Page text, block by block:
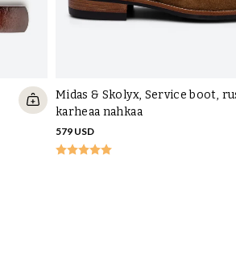
Midas & Skolyx, Service boot,
karheaa nahkaa
579 USD